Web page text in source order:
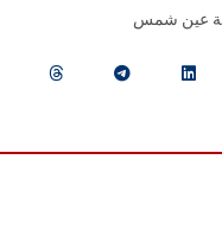
عين شمس